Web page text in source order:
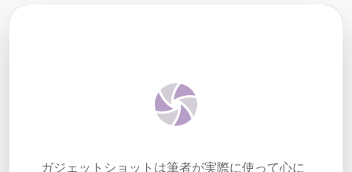
ガジェットショットは筆者が実際に使って心に